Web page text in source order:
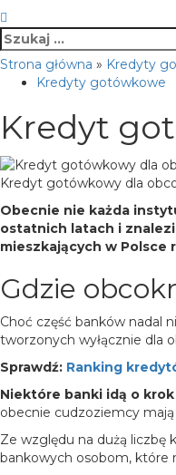
Szukaj:
Strona główna » Kredyty
Kredyty gotówkowe
Kredyt
Kredyt gotówkowy dla
Obecnie nie każda
ostatnich latach i
mieszkających w
Gdzie
Choć część banków nadal
tworzonych wyłącznie dla
Sprawdź: Ranking
Niektóre banki idą o
obecnie cudzoziemcy
Ze względu na dużą liczbę
bankowych osobom, które